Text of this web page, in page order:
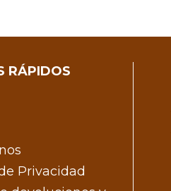
RÁPIDOS
Privacidad